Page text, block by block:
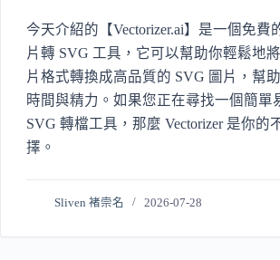
今天介紹的【Vectorizer.ai】是一個免費
片轉 SVG 工具，它可以幫助你輕鬆地
片格式轉換成高品質的 SVG 圖片，幫
時間與精力。如果您正在尋找一個簡單
SVG 轉檔工具，那麼 Vectorizer 是你的
擇。
Sliven 褚崇名 2026-07-28